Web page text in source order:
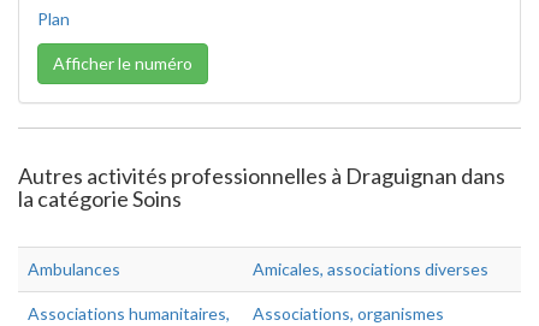
Plan
Afficher le numéro
Autres activités professionnelles à Draguignan dans
la catégorie Soins
Ambulances Amicales, associations diverses
Associations humanitaires,
Associations, organismes